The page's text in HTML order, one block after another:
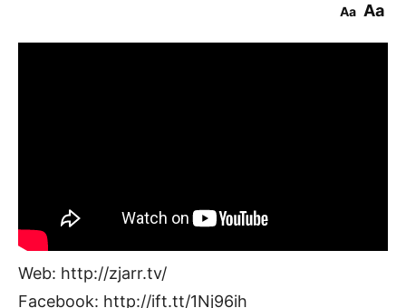
Aa Aa
Web: http://zjarr.tv/
Facebook: http://ift.tt/1Nj96ih